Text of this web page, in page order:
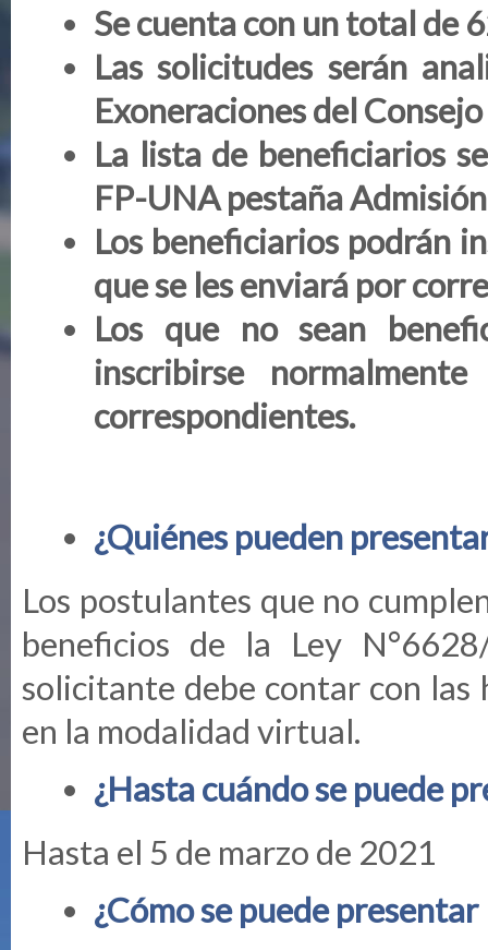
Se cuenta con un total de
Las solicitudes serán
Exoneraciones del
La lista de beneficiarios
FP-UNA pestaña
Los beneficiarios podrán
que se les enviará por
Los que no sean
inscribirse
correspondientes.
¿Quiénes pueden
Los postulantes que no
beneficios de la Ley
solicitante debe contar con las
en la modalidad virtual.
¿Hasta cuándo se puede
Hasta el 5 de marzo de 2021
¿Cómo se puede